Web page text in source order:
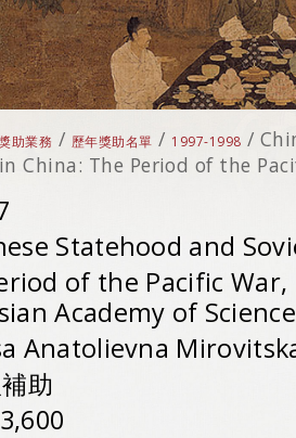
助業務 / 歷年獎助名單 / 1997-1998 /
China: The Period of the
Statehood and
of the Pacific War,
Academy of
Anatolievna
助